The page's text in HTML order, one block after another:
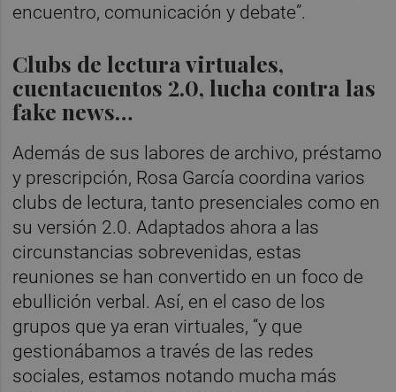
encuentro, comunicación y debate”.
Clubs de lectura virtuales,
cuentacuentos 2.0, lucha contra las
fake news…
Además de sus labores de archivo, préstamo
y prescripción, Rosa García coordina varios
clubs de lectura, tanto presenciales como en
su versión 2.0. Adaptados ahora a las
circunstancias sobrevenidas, estas
reuniones se han convertido en un foco de
ebullición verbal. Así, en el caso de los
grupos que ya eran virtuales, “y que
gestionábamos a través de las redes
sociales, estamos notando mucha más